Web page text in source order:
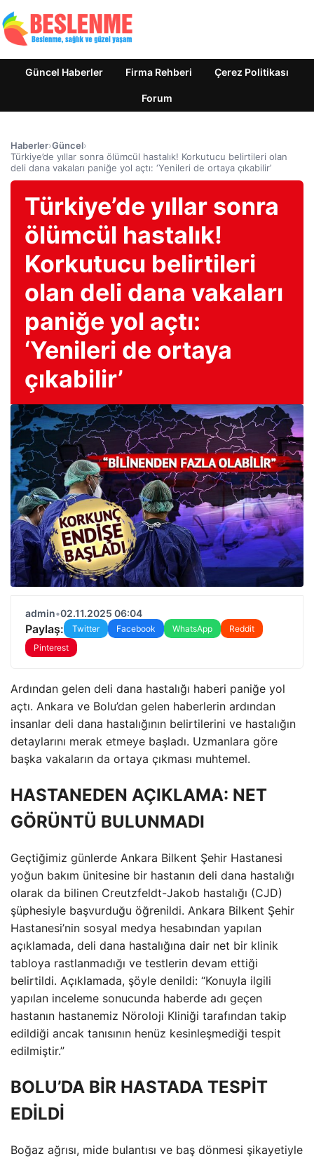
Güncel Haberler Firma Rehberi Çerez Politikası
Forum
Haberler›Güncel›
Türkiye’de yıllar sonra ölümcül hastalık! Korkutucu belirtileri olan
deli dana vakaları paniğe yol açtı: ‘Yenileri de ortaya çıkabilir’
Türkiye’de yıllar sonra
ölümcül hastalık!
Korkutucu belirtileri
olan deli dana vakaları
paniğe yol açtı:
‘Yenileri de ortaya
çıkabilir’
admin•02.11.2025 06:04
Paylaş: Twitter Facebook WhatsApp
Reddit
Pinterest
Ardından gelen deli dana hastalığı haberi paniğe yol
açtı. Ankara ve Bolu’dan gelen haberlerin ardından
insanlar deli dana hastalığının belirtilerini ve hastalığın
detaylarını merak etmeye başladı. Uzmanlara göre
başka vakaların da ortaya çıkması muhtemel.
HASTANEDEN AÇIKLAMA: NET
GÖRÜNTÜ BULUNMADI
Geçtiğimiz günlerde Ankara Bilkent Şehir Hastanesi
yoğun bakım ünitesine bir hastanın deli dana hastalığı
olarak da bilinen Creutzfeldt-Jakob hastalığı (CJD)
şüphesiyle başvurduğu öğrenildi. Ankara Bilkent Şehir
Hastanesi’nin sosyal medya hesabından yapılan
açıklamada, deli dana hastalığına dair net bir klinik
tabloya rastlanmadığı ve testlerin devam ettiği
belirtildi. Açıklamada, şöyle denildi: “Konuyla ilgili
yapılan inceleme sonucunda haberde adı geçen
hastanın hastanemiz Nöroloji Kliniği tarafından takip
edildiği ancak tanısının henüz kesinleşmediği tespit
edilmiştir.”
BOLU’DA BİR HASTADA TESPİT
EDİLDİ
Boğaz ağrısı, mide bulantısı ve baş dönmesi şikayetiyle